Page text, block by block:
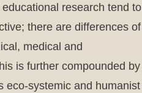
research tend to
there are differences of
medical and
is further compounded by
eco-systemic and humanist